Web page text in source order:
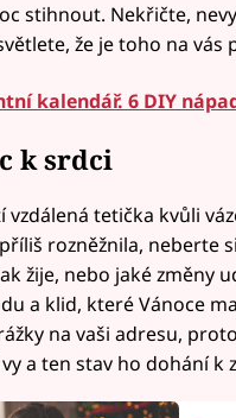
stihnout. Nekřičte,
že je toho na vás
kalendář. 6 DIY
k srdci
vzdálená tetička kvůli
rozněžnila, neberte
žije, nebo jaké změny
a klid, které Vánoce
na vaši adresu,
a ten stav ho dohání k